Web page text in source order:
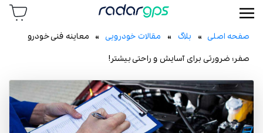
رادار جی پی اس
صفحه اصلی» بلاگ » مقالات خودرویی » معاینه فنی خودرو
صفر؛ ضرورتی برای آسایش و راحتی بیشتر!